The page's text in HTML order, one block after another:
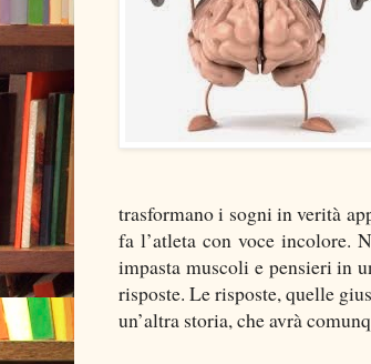
trasformano i sogni in verità
fa l’atleta con voce incolore.
impasta muscoli e pensieri in
risposte. Le risposte, quelle
un’altra storia, che avrà